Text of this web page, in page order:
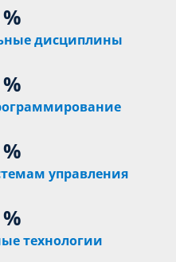
%
дисциплины
%
%
управления
%
технологии